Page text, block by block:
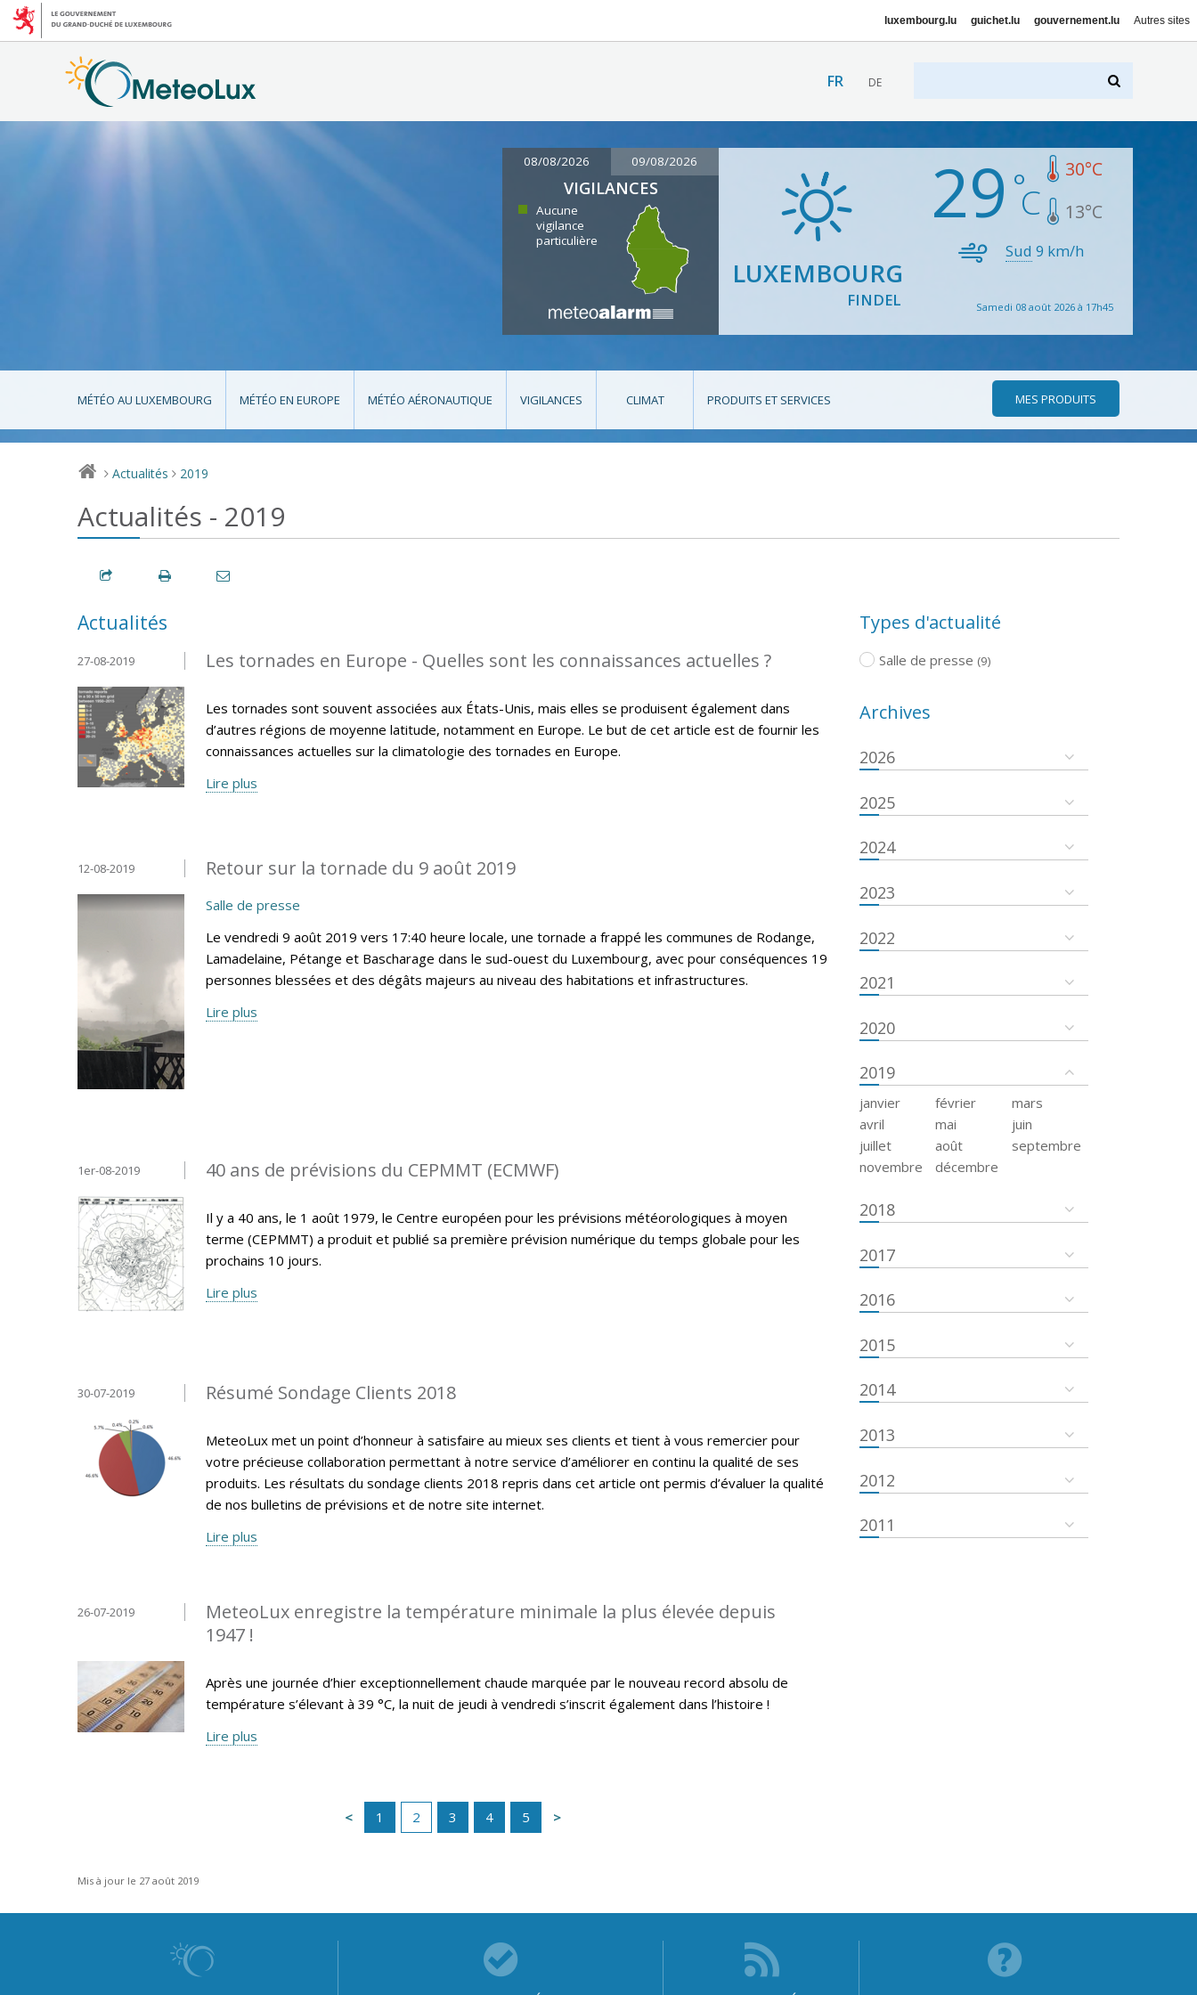
luxembourg.lu guichet.lu gouvernement.lu Autres sites
FR DE
08/08/2026 09/08/2026
VIGILANCES
Aucune
vigilance
particulière
LUXEMBOURG
FINDEL
29 30°C
13°C
Sud 9 km/h
Samedi 08 août 2026 à 17h45
MÉTÉO AU LUXEMBOURG MÉTÉO EN EUROPE MÉTÉO AÉRONAUTIQUE VIGILANCES CLIMAT PRODUITS ET SERVICES MES PRODUITS
> Actualités > 2019
Actualités - 2019
Actualités
Les tornades en Europe - Quelles sont les connaissances actuelles ?
27-08-2019
Les tornades sont souvent associées aux États-Unis, mais elles se produisent également dans
d’autres régions de moyenne latitude, notamment en Europe. Le but de cet article est de fournir les
connaissances actuelles sur la climatologie des tornades en Europe.
Lire plus
Retour sur la tornade du 9 août 2019
12-08-2019
Salle de presse
Le vendredi 9 août 2019 vers 17:40 heure locale, une tornade a frappé les communes de Rodange,
Lamadelaine, Pétange et Bascharage dans le sud-ouest du Luxembourg, avec pour conséquences 19
personnes blessées et des dégâts majeurs au niveau des habitations et infrastructures.
Lire plus
40 ans de prévisions du CEPMMT (ECMWF)
1er-08-2019
Il y a 40 ans, le 1 août 1979, le Centre européen pour les prévisions météorologiques à moyen
terme (CEPMMT) a produit et publié sa première prévision numérique du temps globale pour les
prochains 10 jours.
Lire plus
Résumé Sondage Clients 2018
30-07-2019
MeteoLux met un point d’honneur à satisfaire au mieux ses clients et tient à vous remercier pour
votre précieuse collaboration permettant à notre service d’améliorer en continu la qualité de ses
produits. Les résultats du sondage clients 2018 repris dans cet article ont permis d’évaluer la qualité
de nos bulletins de prévisions et de notre site internet.
Lire plus
MeteoLux enregistre la température minimale la plus élevée depuis
1947 !
26-07-2019
Après une journée d’hier exceptionnellement chaude marquée par le nouveau record absolu de
température s’élevant à 39 °C, la nuit de jeudi à vendredi s’inscrit également dans l’histoire !
Lire plus
1 2 3 4 5
Types d'actualité
Salle de presse (9)
Archives
2026
2025
2024
2023
2022
2021
2020
2019
janvier février
mars
avril
mai
juin
juillet
août
septembre
novembre
décembre
2018
2017
2016
2015
2014
2013
2012
2011
Mis à jour le 27 août 2019